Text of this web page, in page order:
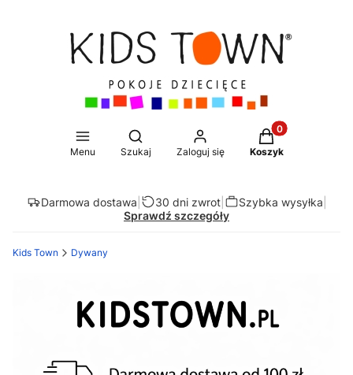
Menu
Otwórz wyszukiwarkę
Szukaj Zaloguj się
Produkty w
Koszyk
Darmowa dostawa 30 dni zwrot| Szybka wysyłka
Sprawdź szczegóły
Kids Town Dywany